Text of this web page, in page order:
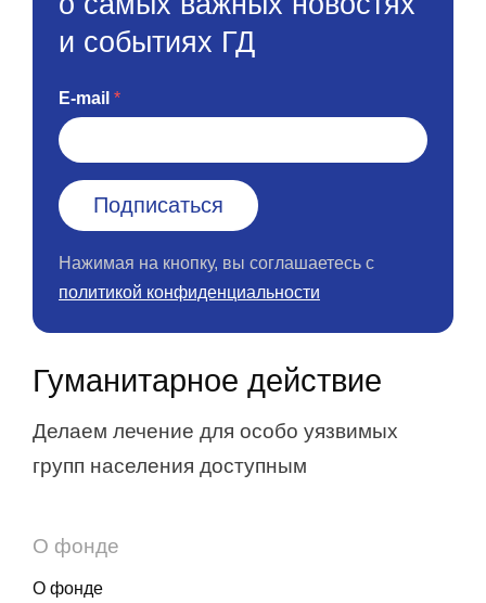
и событиях ГД
E-mail
Нажимая на кнопку, вы соглашаетесь с
политикой конфиденциальности
Гуманитарное действие
Делаем лечение для особо уязвимых
групп населения доступным
О фонде
О фонде